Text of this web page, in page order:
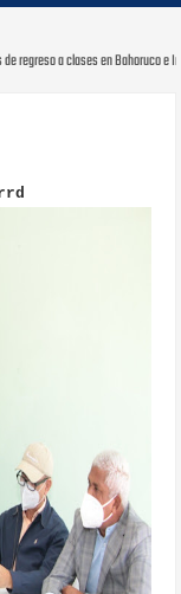
regreso a clases en Bahoruco e